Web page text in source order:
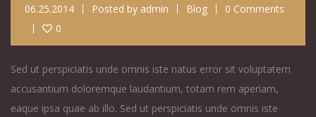
06.25.2014 Posted by admin Blog
0 Comments
0
Sed ut perspiciatis unde omnis iste natus error sit voluptatem
accusantium doloremque laudantium, totam rem aperiam,
eaque ipsa quae ab illo. Sed ut perspiciatis unde omnis iste